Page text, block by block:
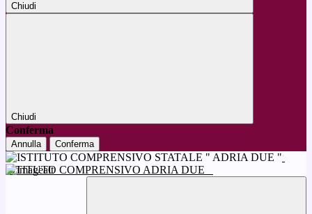
Chiudi
Chiudi
Conferma
Annulla Conferma
ISTITUTO COMPRENSIVO ADRIA DUE